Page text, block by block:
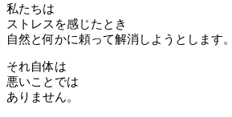
私たちは
ストレスを感じたとき
自然と何かに頼って解消しようとします。
それ自体は
悪いことでは
ありません。